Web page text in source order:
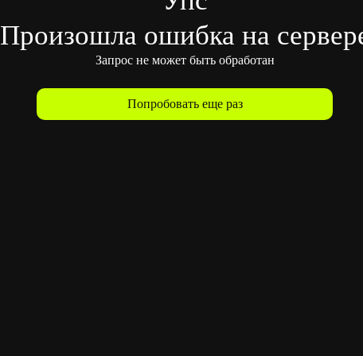
Произошла ошибка на
Запрос не может быть обработан
Попробовать еще раз